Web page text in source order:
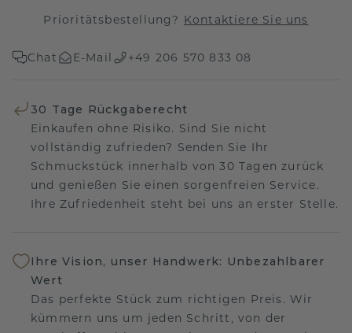
Prioritätsbestellung? Kontaktiere Sie uns
Chat E-Mail +49 206 570 833 08
30 Tage Rückgaberecht
Einkaufen ohne Risiko. Sind Sie nicht
vollständig zufrieden? Senden Sie Ihr
Schmuckstück innerhalb von 30 Tagen zurück
und genießen Sie einen sorgenfreien Service.
Ihre Zufriedenheit steht bei uns an erster Stelle.
Ihre Vision, unser Handwerk: Unbezahlbarer
Wert
Das perfekte Stück zum richtigen Preis. Wir
kümmern uns um jeden Schritt, von der